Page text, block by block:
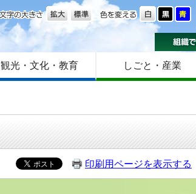
色を変える
文字の大きさ
観光・文化・教育 しごと・産業
印刷用ページを表示する